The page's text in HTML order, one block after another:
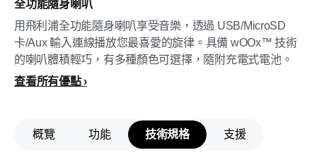
全功能隨身喇叭
用飛利浦全功能隨身喇叭享受音樂，透過 USB/MicroSD
卡/Aux 輸入連線播放您最喜愛的旋律。具備 wOOx™ 技術
的喇叭體積輕巧，有多種顏色可選擇，隨附充電式電池。
查看所有優點
概覽 功能 技術規格 支援